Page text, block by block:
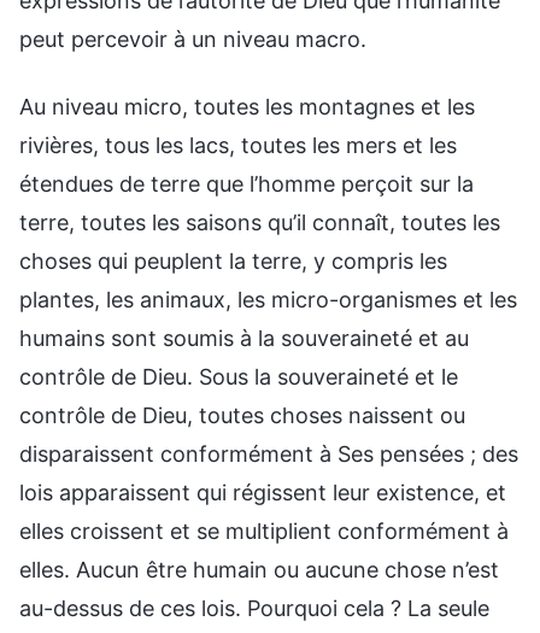
peut percevoir à un niveau macro.
Au niveau micro, toutes les montagnes et les
rivières, tous les lacs, toutes les mers et les
étendues de terre que l’homme perçoit sur la
terre, toutes les saisons qu’il connaît, toutes les
choses qui peuplent la terre, y compris les
plantes, les animaux, les micro-organismes et les
humains sont soumis à la souveraineté et au
contrôle de Dieu. Sous la souveraineté et le
contrôle de Dieu, toutes choses naissent ou
disparaissent conformément à Ses pensées ; des
lois apparaissent qui régissent leur existence, et
elles croissent et se multiplient conformément à
elles. Aucun être humain ou aucune chose n’est
au-dessus de ces lois. Pourquoi cela ? La seule